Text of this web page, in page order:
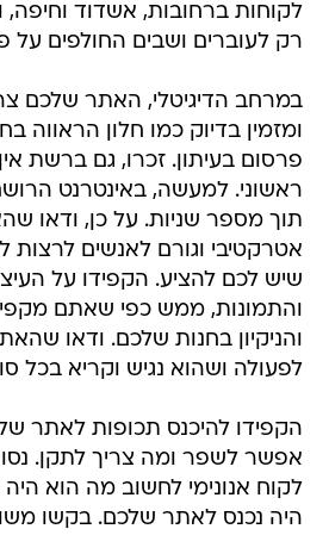
לקוחות ברחובות, אשדוד וחיפה,
רק לעוברים ושבים החולפים על
במרחב הדיגיטלי, האתר שלכם
ומזמין בדיוק כמו חלון הראווה
פרסום בעיתון. זכרו, גם ברשת
ראשוני. למעשה, באינטרנט
תוך מספר שניות. על כן, ודאו
אטרקטיבי וגורם לאנשים
שיש לכם להציע. הקפידו על
והתמונות, ממש כפי שאתם
והניקיון בחנות שלכם. ודאו
לפעולה ושהוא נגיש וקריא בכל
הקפידו להיכנס תכופות לאתר
אפשר לשפר ומה צריך לתקן.
לקוח אנונימי לחשוב מה הוא
היה נכנס לאתר שלכם. בקשו